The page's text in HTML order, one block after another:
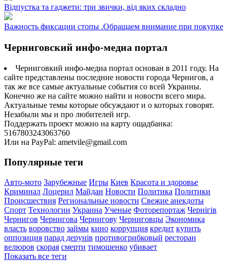
Відпустка та гаджети: три звички, від яких складно
Важность фиксации стопы .Обращаем внимание при покупке
Черниговский инфо-медиа портал
Черниговкий инфо-медиа портал основан в 2011 году. На
сайте представлены последние новости города Чернигов, а
так же все самые актуальные события со всей Украины.
Конечно же на сайте можно найти и новости всего мира.
Актуальные темы которые обсуждают и о которых говорят.
Незабыли мы и про любителей игр.
Поддержать проект можно на карту ощадбанка:
5167803243063760
Или на PayPal: ametvile@gmail.com
Популярные теги
Авто-мото Зарубежные Игры Киев Красота и здоровье
Криминал Лоцерил Майдан Новости Политика Политики
Происшествия Региональные новости Свежие анекдоты
Спорт Технологии Украина Ученые Фоторепортаж Чернігів
Чернигов Чернигова Чернигову Черниговцы Экономика
власть воровство займы кино коррупция кредит купить
оппозиция парад дерунів противогрибковый ресторан
велюров скорая смерти тимошенко убивает
Показать все теги